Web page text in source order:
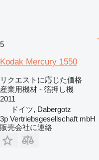
5
Kodak Mercury 1550
リクエストに応じた価格
産業用機材 - 箔押し機
2011
ドイツ, Dabergotz
3p Vertriebsgesellschaft mbH
販売会社に連絡